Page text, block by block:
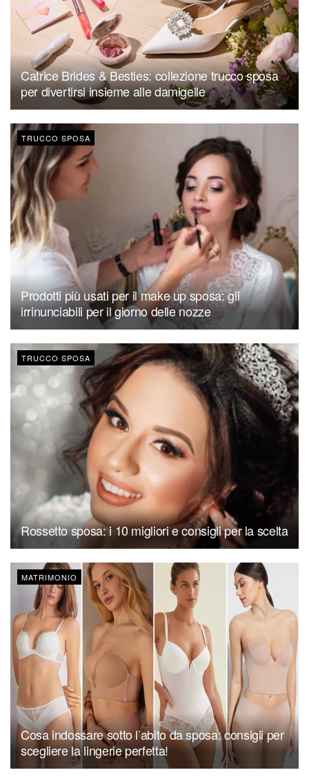
Catrice Brides & Besties: collezione trucco sposa
per divertirsi insieme alle damigelle
TRUCCO SPOSA
Prodotti più usati per il make up sposa: gli
irrinunciabili per il giorno delle nozze
TRUCCO SPOSA
Rossetto sposa: i 10 migliori e consigli per la scelta
MATRIMONIO
Cosa indossare sotto l’abito da sposa: consigli per
scegliere la lingerie perfetta!